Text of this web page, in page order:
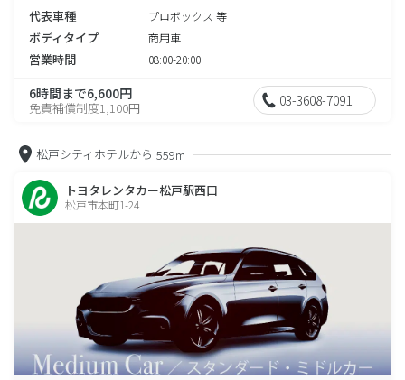
代表車種 プロボックス 等
ボディタイプ 商用車
営業時間 08:00-20:00
6時間まで6,600円
免責補償制度1,100円 03-3608-7091
松戸シティホテルから 559m
トヨタレンタカー松戸駅西口
松戸市本町1-24